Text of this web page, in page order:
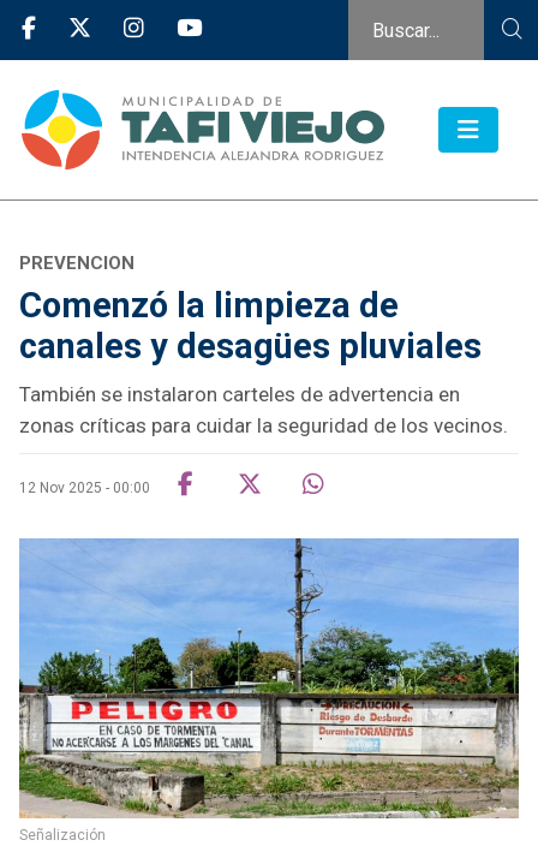
PREVENCION
Comenzó la limpieza de
canales y desagües pluviales
También se instalaron carteles de advertencia en
zonas críticas para cuidar la seguridad de los vecinos.
12 Nov 2025 - 00:00
Señalización